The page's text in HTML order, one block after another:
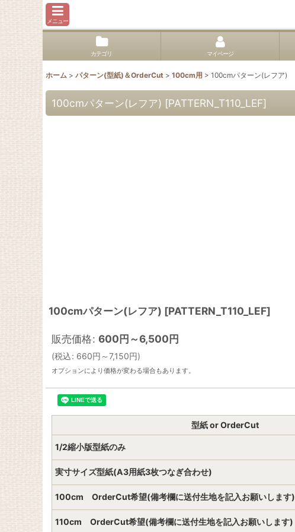
メニュー
カテゴリ マイページ
ホーム > パターン(型紙)＆OrderCut > 100cm用 > 100cmパターン(レフア)
100cmパターン(レフア) [PATTERN_T110_LEF]
100cmパターン(レフア) [PATTERN_T110_LEF]
販売価格: 600円～6,500円
(税込: 660円 ～7,150円)
オプションにより価格が変わる場合もあります。
型紙 or OrderCut
1/2縮小版型紙のみ
実寸サイズ型紙(A3用紙3枚つなぎ合わせ)
100cm OrderCut希望(備考欄に送付生地を記入お願いします)
110cm OrderCut希望(備考欄に送付生地を記入お願いします)